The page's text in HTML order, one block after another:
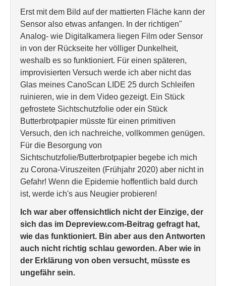
Erst mit dem Bild auf der mattierten Fläche kann der
Sensor also etwas anfangen. In der richtigen"
Analog- wie Digitalkamera liegen Film oder Sensor
in von der Rückseite her völliger Dunkelheit,
weshalb es so funktioniert. Für einen späteren,
improvisierten Versuch werde ich aber nicht das
Glas meines CanoScan LIDE 25 durch Schleifen
ruinieren, wie in dem Video gezeigt. Ein Stück
gefrostete Sichtschutzfolie oder ein Stück
Butterbrotpapier müsste für einen primitiven
Versuch, den ich nachreiche, vollkommen genügen.
Für die Besorgung von
Sichtschutzfolie/Butterbrotpapier begebe ich mich
zu Corona-Viruszeiten (Frühjahr 2020) aber nicht in
Gefahr! Wenn die Epidemie hoffentlich bald durch
ist, werde ich's aus Neugier probieren!
Ich war aber offensichtlich nicht der Einzige, der
sich das im Depreview.com-Beitrag gefragt hat,
wie das funktioniert. Bin aber aus den Antworten
auch nicht richtig schlau geworden. Aber wie in
der Erklärung von oben versucht, müsste es
ungefähr sein.